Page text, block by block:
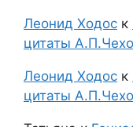
Леонид Ходос к
цитаты
Леонид Ходос к
цитаты